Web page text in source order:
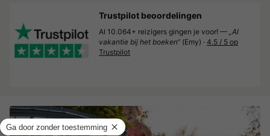
Trustpilot beoordelingen
Al 10.064+ reizigers gingen je voor! — „Al
vakantie bij het boeken“ (Emy) · 4.5 / 5 op
Trustpilot